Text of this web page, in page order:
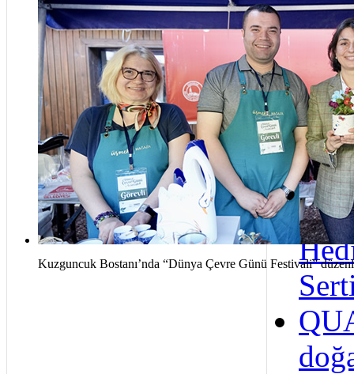
Kuzguncuk Bostanı’nda “Dünya Çevre Günü Festivali”